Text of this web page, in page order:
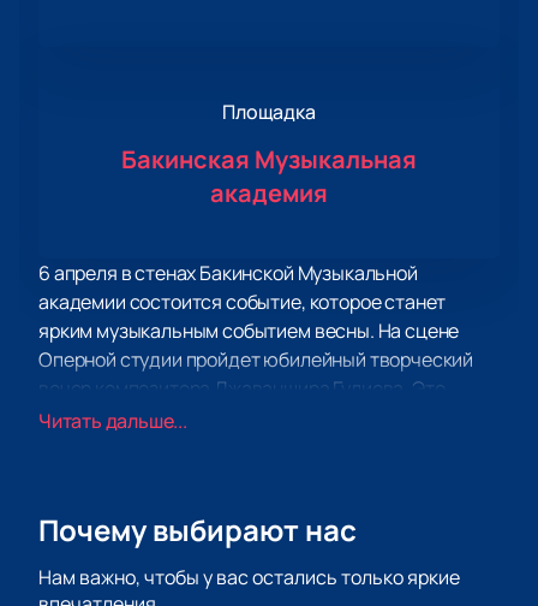
Площадка
Бакинская Музыкальная
академия
6 апреля в стенах Бакинской Музыкальной
академии состоится событие, которое станет
ярким музыкальным событием весны. На сцене
Оперной студии пройдет юбилейный творческий
вечер композитора Джаваншира Гулиева. Это
мероприятие станет настоящим праздником для
Джаваншир Гулиев — это имя, которое
мелодиями, трогающими душу. Его музыка звучит в
Читать дальше...
Почему выбирают нас
Нам важно, чтобы у вас остались только яркие